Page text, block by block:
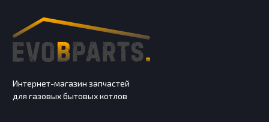
Интернет-магазин запчастей
для газовых бытовых котлов